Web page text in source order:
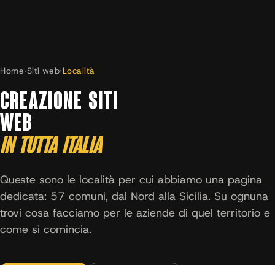
Home›Siti web›Località
CREAZIONE SITI
WEB
IN TUTTA ITALIA
Queste sono le località per cui abbiamo una pagina
dedicata: 57 comuni, dal Nord alla Sicilia. Su ognuna
trovi cosa facciamo per le aziende di quel territorio e
come si comincia.